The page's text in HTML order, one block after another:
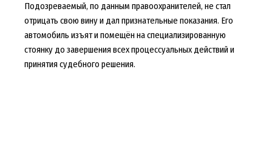
Подозреваемый, по данным правоохранителей, не стал
отрицать свою вину и дал признательные показания. Его
автомобиль изъят и помещён на специализированную
стоянку до завершения всех процессуальных действий и
принятия судебного решения.